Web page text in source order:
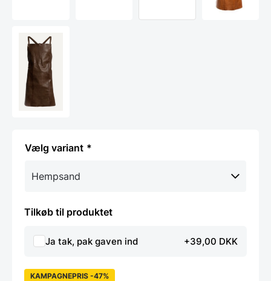
variant
Tilkøb til produktet
Ja tak, pak gaven ind +39,00 DKK
KAMPAGNEPRIS -47%